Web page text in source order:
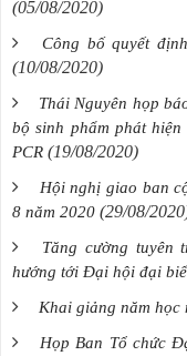
(05/08/2020)
Công bố quyết
(10/08/2020)
Thái Nguyên họp
bộ sinh phẩm phát hiện
PCR (19/08/2020)
Hội nghị giao ban
8 năm 2020 (29/08/
Tăng cường tuyên
hướng tới Đại hội đại
Khai giảng năm học
Họp Ban Tổ chức